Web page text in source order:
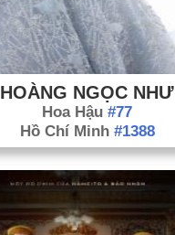
HOÀNG NGỌC NHƯ
Hoa Hậu #77
Hồ Chí Minh #1388